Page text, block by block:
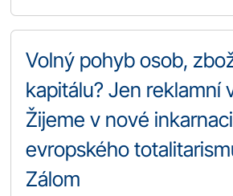
Volný pohyb osob,
kapitálu? Jen reklamní
Žijeme v nové inkarnaci
evropského
Zálom